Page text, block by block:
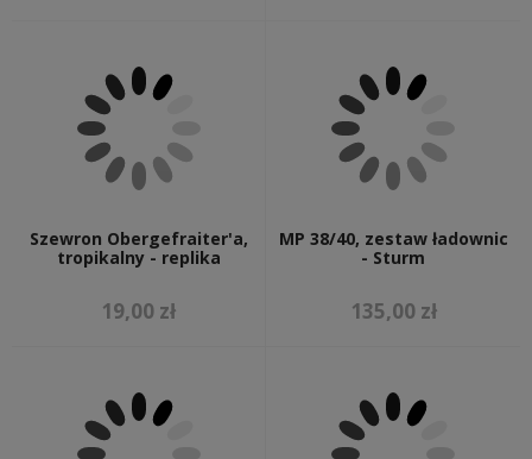
Szewron Obergefraiter'a,
tropikalny - replika
19,00 zł
MP 38/40, zestaw ładownic
- Sturm
135,00 zł